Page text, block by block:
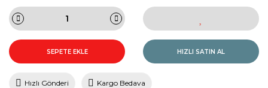
SEPETE EKLE HIZLI SATIN AL
Hızlı Gönderi Kargo Bedava